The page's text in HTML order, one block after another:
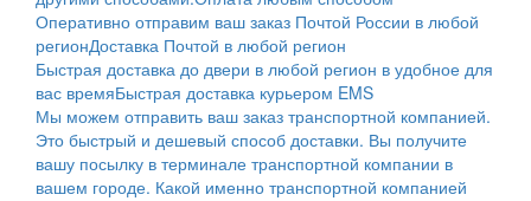
Оперативно отправим ваш заказ Почтой России в любой
регионДоставка Почтой в любой регион
Быстрая доставка до двери в любой регион в удобное для
вас времяБыстрая доставка курьером EMS
Мы можем отправить ваш заказ транспортной компанией.
Это быстрый и дешевый способ доставки. Вы получите
вашу посылку в терминале транспортной компании в
вашем городе. Какой именно транспортной компанией